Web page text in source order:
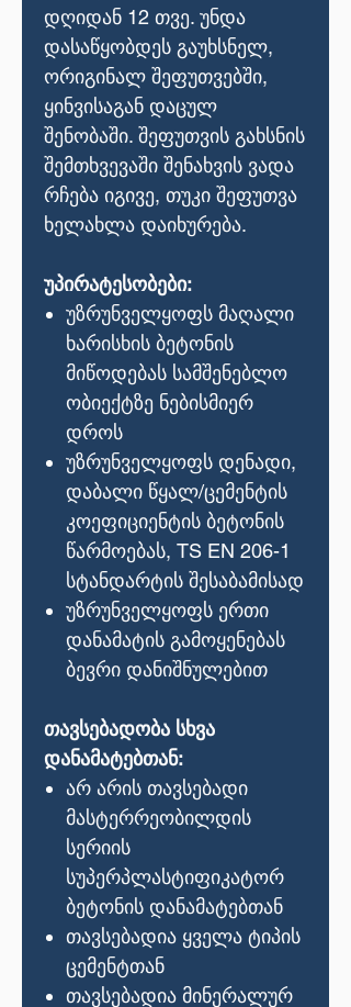
დღიდან 12 თვე. უნდა
დასაწყობდეს გაუხსნელ,
ორიგინალ შეფუთვებში,
ყინვისაგან დაცულ
შენობაში. შეფუთვის გახსნის
შემთხვევაში შენახვის ვადა
რჩება იგივე, თუკი შეფუთვა
ხელახლა დაიხურება.
უპირატესობები:
უზრუნველყოფს მაღალი
ხარისხის ბეტონის
მიწოდებას სამშენებლო
ობიექტზე ნებისმიერ
დროს
უზრუნველყოფს დენადი,
დაბალი წყალ/ცემენტის
კოეფიციენტის ბეტონის
წარმოებას, TS EN 206-1
სტანდარტის შესაბამისად
უზრუნველყოფს ერთი
დანამატის გამოყენებას
ბევრი დანიშნულებით
თავსებადობა სხვა
დანამატებთან:
არ არის თავსებადი
მასტერრეობილდის
სერიის
სუპერპლასტიფიკატორ
ბეტონის დანამატებთან
თავსებადია ყველა ტიპის
ცემენტთან
თავსებადია მინერალურ